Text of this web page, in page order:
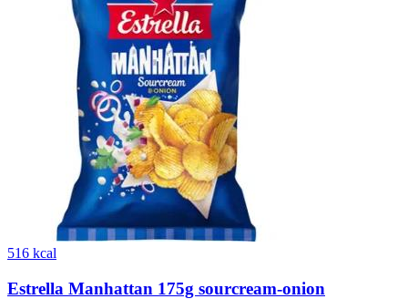
516 kcal
Estrella Manhattan 175g sourcream-onion